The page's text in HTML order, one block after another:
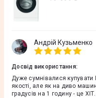
Андрій Кузьменко
Досвід використання:
Дуже сумнівалися купувати
якості, але як на диво
градусів на 1 годину - це